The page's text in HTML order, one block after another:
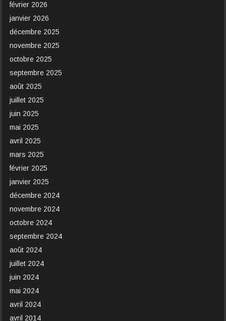
février 2026
janvier 2026
décembre 2025
novembre 2025
octobre 2025
septembre 2025
août 2025
juillet 2025
juin 2025
mai 2025
avril 2025
mars 2025
février 2025
janvier 2025
décembre 2024
novembre 2024
octobre 2024
septembre 2024
août 2024
juillet 2024
juin 2024
mai 2024
avril 2024
avril 2014